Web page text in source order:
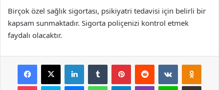
Birçok özel sağlık sigortası, psikiyatri tedavisi için belirli bir
kapsam sunmaktadır. Sigorta poliçenizi kontrol etmek
faydalı olacaktır.
Facebook
X LinkedInTumblr PinterestReddit VKontakte
Pocket Skype MessengerWhatsAppTelegramViber Line E-Posta ile